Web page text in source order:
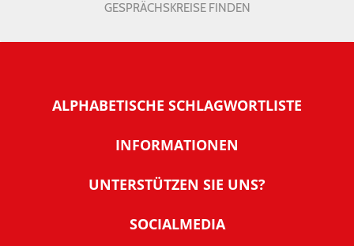
GESPRÄCHSKREISE FINDEN
ALPHABETISCHE SCHLAGWORTLISTE
INFORMATIONEN
Warum NachDenkSeiten
Tipps zur Nutzung der NachDenkSeiten
UNTERSTÜTZEN SIE UNS?
SOCIALMEDIA